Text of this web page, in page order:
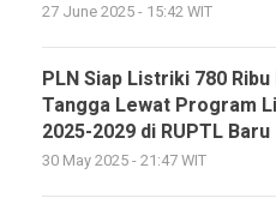
27 June 2025 - 15:42 WIT
PLN Siap Listriki 780 Ribu
Tangga Lewat Program
2025-2029 di RUPTL Baru
30 May 2025 - 21:47 WIT